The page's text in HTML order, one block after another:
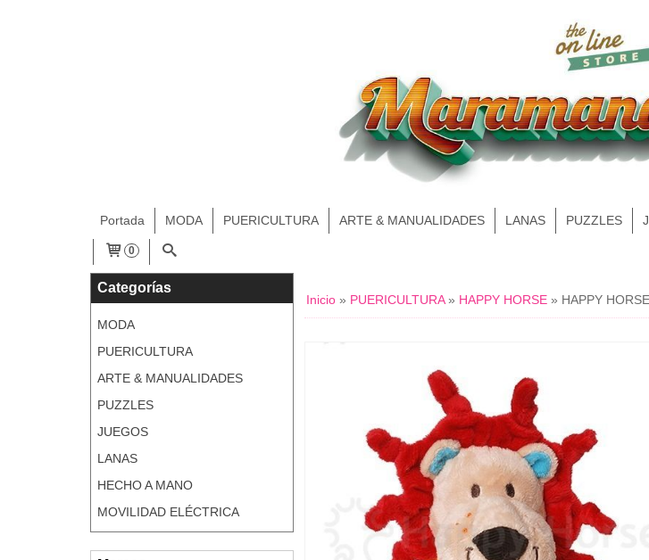
Portada MODA PUERICULTURA ARTE & MANUALIDADES LANAS PUZZLES
0
Categorías
MODA
PUERICULTURA
ARTE & MANUALIDADES
PUZZLES
JUEGOS
LANAS
HECHO A MANO
MOVILIDAD ELÉCTRICA
Inicio» PUERICULTURA» HAPPY HORSE» HAPPY